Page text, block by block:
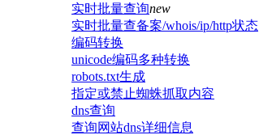
实时批量查询new
实时批量查备案/whois/ip/http状态
编码转换
unicode编码多种转换
robots.txt生成
指定或禁止蜘蛛抓取内容
dns查询
查询网站dns详细信息